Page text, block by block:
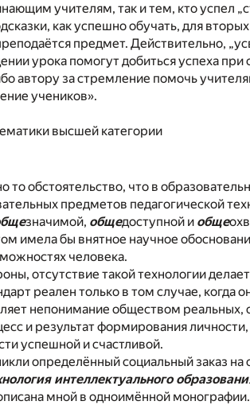
учителям, так и тем, кто успел
как успешно обучать, для
предмет. Действительно,
урока помогут добиться успеха
автору за стремление помочь
учеников».
высшей категории
то обстоятельство, что в
предметов педагогической
значимой, общедоступной и обще
имела бы внятное научное
человека.
отсутствие такой технологии
реален только в том случае,
непонимание обществом
и результат формирования
успешной и счастливой.
определённый социальный заказ
интеллектуального
мной в одноимённой